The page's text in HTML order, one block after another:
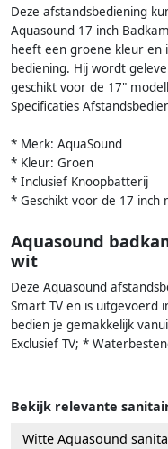
Deze afstandsbediening
Aquasound 17 inch
heeft een groene kleur en
bediening. Hij wordt
geschikt voor de 17"
Specificaties
* Merk: AquaSound
* Kleur: Groen
* Inclusief Knoopbatterij
* Geschikt voor de 17 inch
Aquasound
wit
Deze Aquasound
Smart TV en is uitgevoerd
bedien je gemakkelijk
Exclusief TV; *
Bekijk relevante
Witte Aquasound